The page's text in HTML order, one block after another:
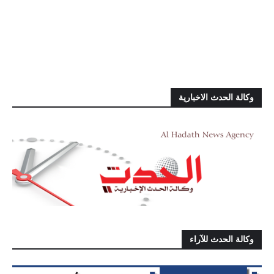
وكالة الحدث الاخبارية
وكالة الحدث للآراء